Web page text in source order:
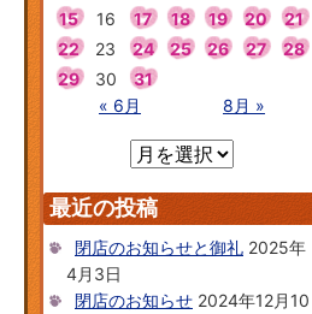
15
16 17 18 19 20
21
22
23 24 25 26 27
28
29
30
31
« 6月
8月 »
最近の投稿
閉店のお知らせと御礼 2025年
4月3日
閉店のお知らせ 2024年12月10